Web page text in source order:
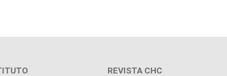
REVISTA CHC